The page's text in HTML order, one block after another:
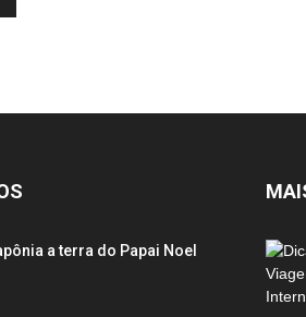
a terra do Papai Noel